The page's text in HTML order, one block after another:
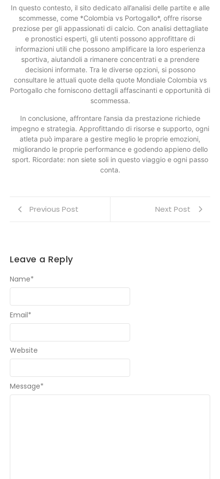
In questo contesto, il sito dedicato all’analisi delle partite e alle
scommesse, come *Colombia vs Portogallo*, offre risorse
preziose per gli appassionati di calcio. Con analisi dettagliate
e pronostici esperti, gli utenti possono approfittare di
informazioni utili che possono amplificare la loro esperienza
sportiva, aiutandoli a rimanere concentrati e a prendere
decisioni informate. Tra le diverse opzioni, si possono
consultare le attuali quote della quote Mondiale Colombia vs
Portogallo che forniscono dettagli affascinanti e opportunità di
scommessa.
In conclusione, affrontare l’ansia da prestazione richiede
impegno e strategia. Approfittando di risorse e supporto, ogni
atleta può imparare a gestire meglio le proprie emozioni,
migliorando le proprie performance e godendo appieno dello
sport. Ricordate: non siete soli in questo viaggio e ogni passo
conta.
Previous Post Next Post
Leave a Reply
Message*
Name*
Email*
Website